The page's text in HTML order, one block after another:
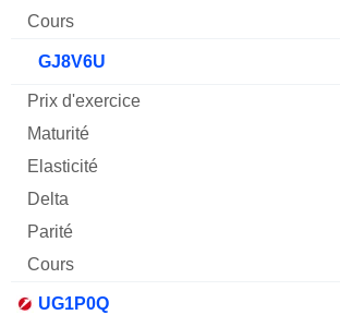
GJ8V6U
UG1P0Q